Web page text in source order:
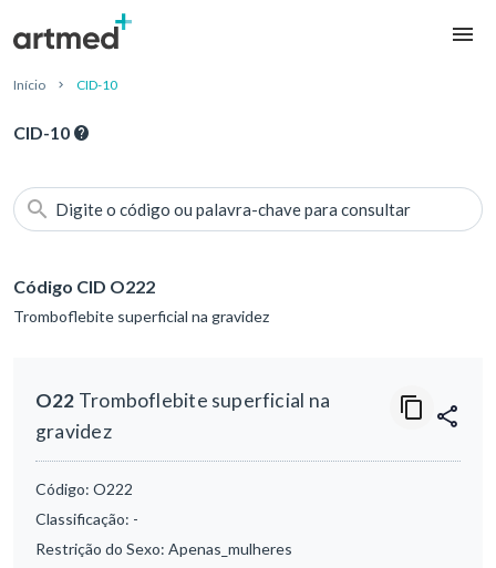
Início CID-10
CID-10
Digite o código ou palavra-chave para consultar
Código CID O222
Tromboflebite superficial na gravidez
O22 Tromboflebite superficial na
gravidez
Código: O222
Classificação: -
Restrição do Sexo: Apenas_mulheres